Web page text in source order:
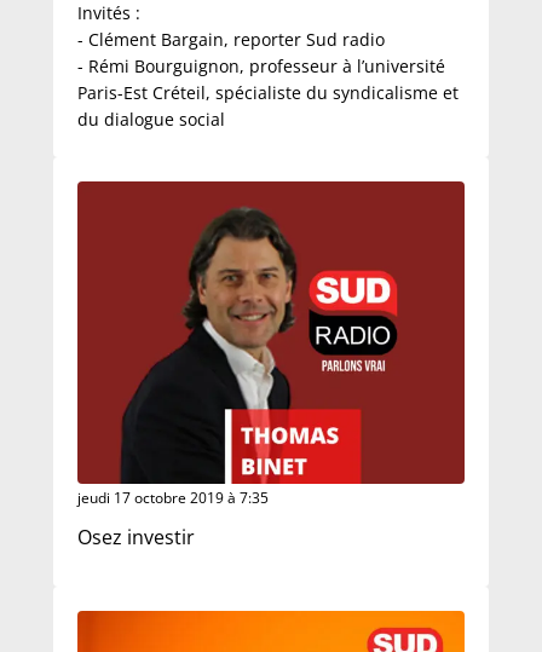
Invités :
- Clément Bargain, reporter Sud radio
- Rémi Bourguignon, professeur à l’université
Paris-Est Créteil, spécialiste du syndicalisme et
du dialogue social
jeudi 17 octobre 2019 à 7:35
Osez investir